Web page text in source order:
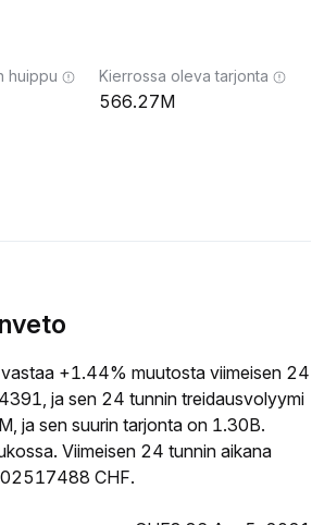
huippu Kierrossa oleva tarjonta
566.27M
+1.44% muutosta viimeisen 24
ja sen 24 tunnin treidausvolyymi
ja sen suurin tarjonta on 1.30B.
Viimeisen 24 tunnin aikana
CHF.